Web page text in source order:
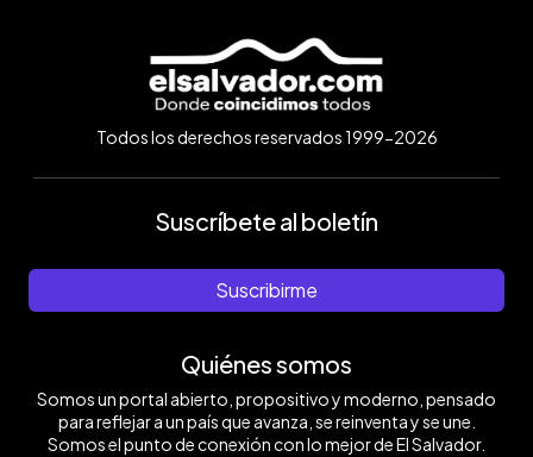
Todos los derechos reservados 1999-2026
Suscríbete al boletín
Suscribirme
Quiénes somos
Somos un portal abierto, propositivo y moderno, pensado
para reflejar a un país que avanza, se reinventa y se une.
Somos el punto de conexión con lo mejor de El Salvador.